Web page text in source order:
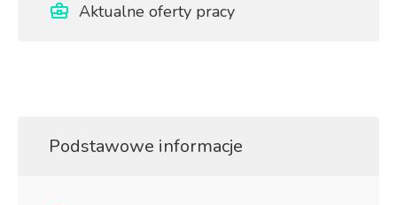
Aktualne oferty pracy
Podstawowe informacje